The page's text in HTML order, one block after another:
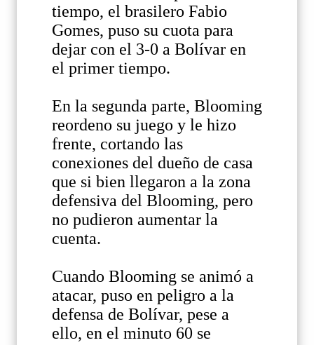
tiempo, el brasilero Fabio
Gomes, puso su cuota para
dejar con el 3-0 a Bolívar en
el primer tiempo.
En la segunda parte, Blooming
reordeno su juego y le hizo
frente, cortando las
conexiones del dueño de casa
que si bien llegaron a la zona
defensiva del Blooming, pero
no pudieron aumentar la
cuenta.
Cuando Blooming se animó a
atacar, puso en peligro a la
defensa de Bolívar, pese a
ello, en el minuto 60 se